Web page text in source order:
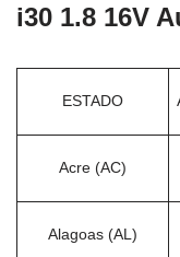
i30 1.8 16V
ESTADO
Acre (AC)
Alagoas (AL)